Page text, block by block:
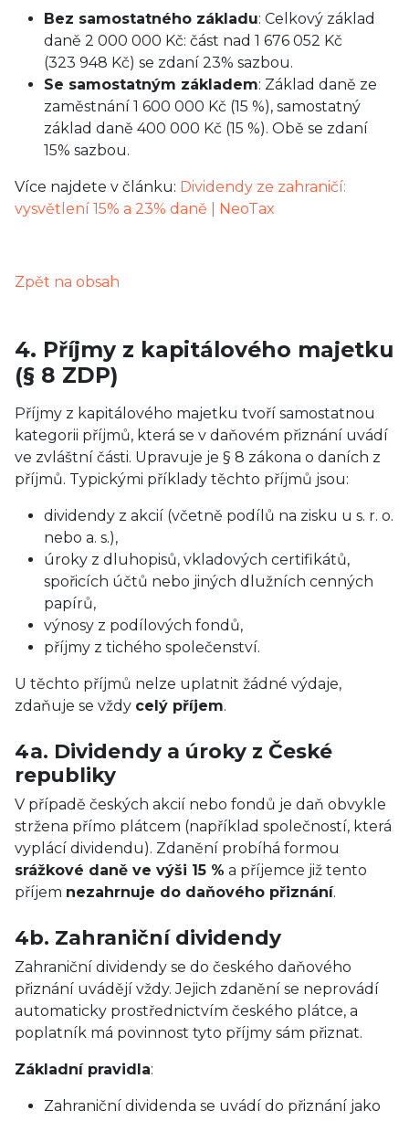
Bez samostatného základu: Celkový základ
daně 2 000 000 Kč: část nad 1 676 052 Kč
(323 948 Kč) se zdaní 23% sazbou.
Se samostatným základem: Základ daně ze
zaměstnání 1 600 000 Kč (15 %), samostatný
základ daně 400 000 Kč (15 %). Obě se zdaní
15% sazbou.
Více najdete v článku: Dividendy ze zahraničí:
vysvětlení 15% a 23% daně | NeoTax
Zpět na obsah
4. Příjmy z kapitálového majetku
(§ 8 ZDP)
Příjmy z kapitálového majetku tvoří samostatnou
kategorii příjmů, která se v daňovém přiznání uvádí
ve zvláštní části. Upravuje je § 8 zákona o daních z
příjmů. Typickými příklady těchto příjmů jsou:
dividendy z akcií (včetně podílů na zisku u s. r. o.
nebo a. s.),
úroky z dluhopisů, vkladových certifikátů,
spořicích účtů nebo jiných dlužních cenných
papírů,
výnosy z podílových fondů,
příjmy z tichého společenství.
U těchto příjmů nelze uplatnit žádné výdaje,
zdaňuje se vždy celý příjem.
4a. Dividendy a úroky z České
republiky
V případě českých akcií nebo fondů je daň obvykle
stržena přímo plátcem (například společností, která
vyplácí dividendu). Zdanění probíhá formou
srážkové daně ve výši 15 % a příjemce již tento
příjem nezahrnuje do daňového přiznání.
4b. Zahraniční dividendy
Zahraniční dividendy se do českého daňového
přiznání uvádějí vždy. Jejich zdanění se neprovádí
automaticky prostřednictvím českého plátce, a
poplatník má povinnost tyto příjmy sám přiznat.
Základní pravidla:
Zahraniční dividenda se uvádí do přiznání jako